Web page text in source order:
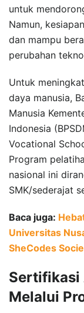
untuk
Namun,
dan mampu
perubahan
Untuk
daya manusia,
Manusia
Indonesia
Vocational
Program
nasional ini
SMK/sederajat
Baca juga:
Universitas
SheCodes
Sertifikasi
Melalui